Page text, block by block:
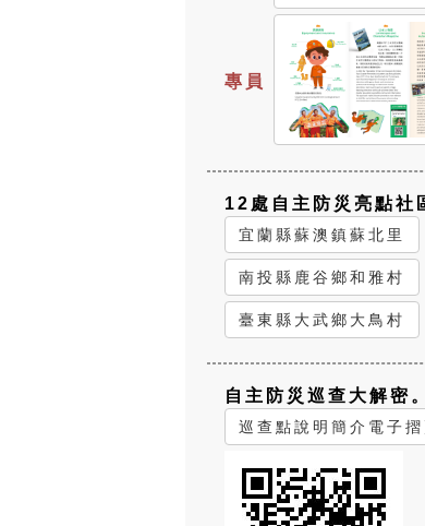
專員
12處自主防災亮點社
宜蘭縣蘇澳鎮蘇北里
南投縣鹿谷鄉和雅村
臺東縣大武鄉大鳥村
自主防災巡查大解密。
巡查點說明簡介電子